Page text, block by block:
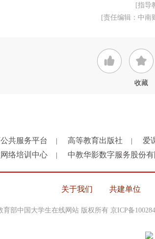
[指导
[责任编辑：中南
收藏
共服务平台 高等教育出版社 爱
络培训中心 中教华影数字服务股份有
关于我们 共建单位
育部中国大学生在线网站 版权所有 京ICP备